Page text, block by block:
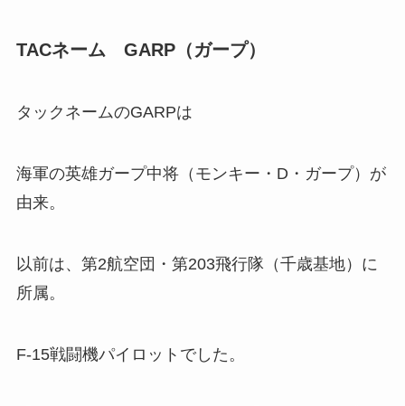
TACネーム GARP（ガープ）
タックネームのGARPは
海軍の英雄ガープ中将（モンキー・D・ガープ）が
由来。
以前は、第2航空団・第203飛行隊（千歳基地）に
所属。
F-15戦闘機パイロットでした。